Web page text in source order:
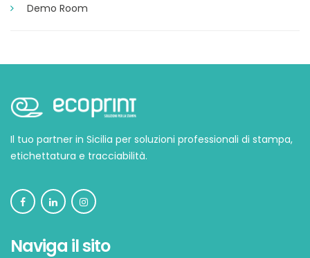
Demo Room
Il tuo partner in Sicilia per soluzioni professionali di stampa,
etichettatura e tracciabilità.
Naviga il sito